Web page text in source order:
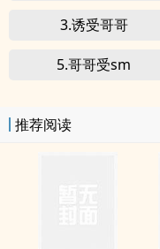
3.诱受哥哥
5.哥哥受sm
推荐阅读